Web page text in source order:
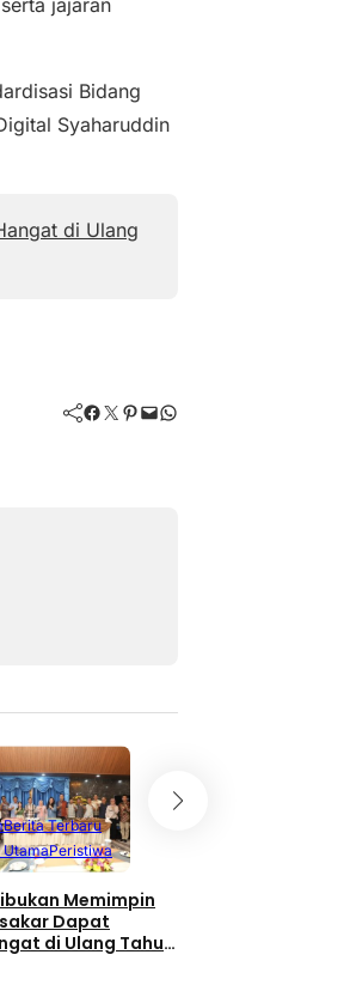
Bidang
Syaharuddin
di Ulang
Facebook Twitter Pinterest Mail WhatsApp
Berita Terbaru
UtamaPeristiwa
Memimpin
Dapat
di Ulang Tahun